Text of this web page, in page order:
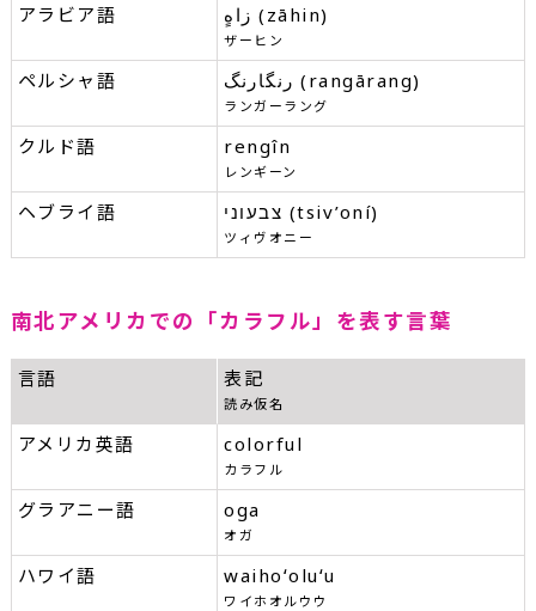
アラビア語 زاهٍ (zāhin)
ザーヒン
ペルシャ語 رنگارنگ (rangārang)
ランガーラング
クルド語 rengîn
レンギーン
ヘブライ語 צבעוני (tsiv’oní)
ツィヴオニー
南北アメリカでの「カラフル」を表す言葉
言語 表記
読み仮名
アメリカ英語 colorful
カラフル
グラアニー語 oga
オガ
ハワイ語 waihoʻoluʻu
ワイホオルウウ